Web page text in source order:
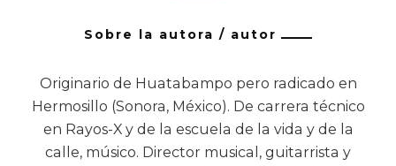
Sobre la autora / autor
Originario de Huatabampo pero radicado en
Hermosillo (Sonora, México). De carrera técnico
en Rayos-X y de la escuela de la vida y de la
calle, músico. Director musical, guitarrista y